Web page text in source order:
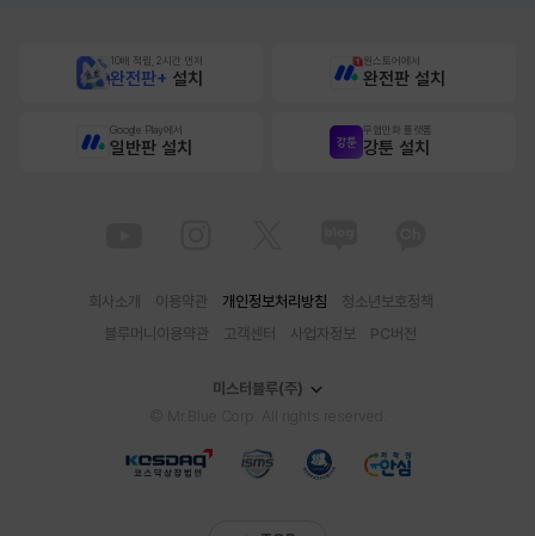
10배 적립, 2시간 먼저
완전판+ 설치
원스토어에서
완전판 설치
Google Play에서
일반판 설치
무협만화 플랫폼
강툰 설치
회사소개 이용약관 개인정보처리방침
청소년보호정책
블루머니이용약관
고객센터 사업자정보 PC버전
미스터블루(주)